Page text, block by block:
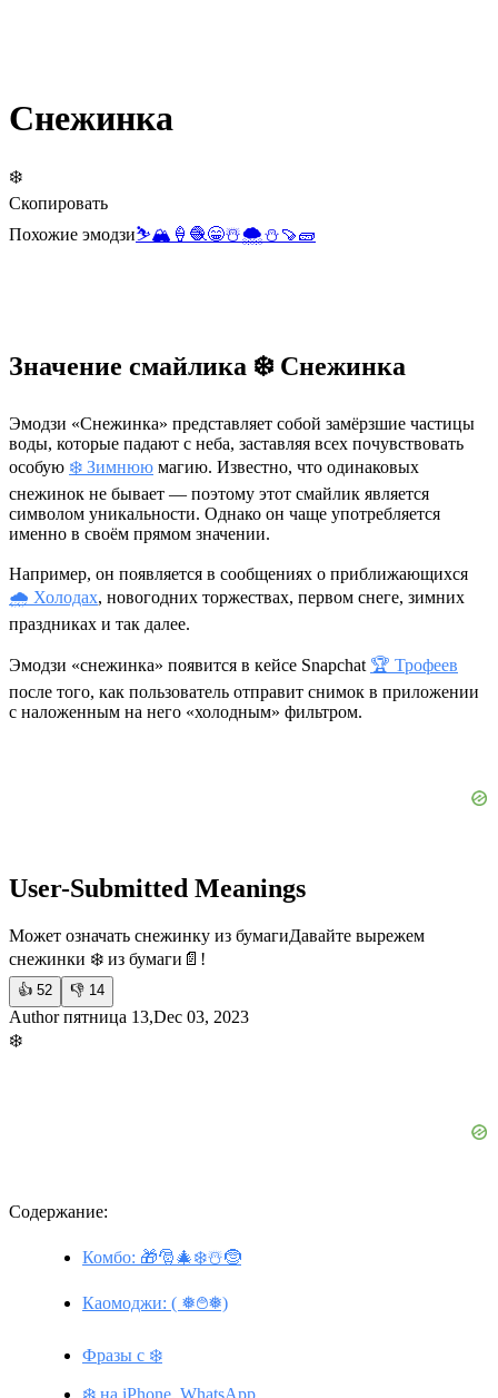
Снежинка
❄️
Скопировать
Похожие эмодзи⛷️🏔️ 🍦 🧶😁☃️🌨️⛄🍠🧱
Значение смайлика ❄️ Снежинка
Эмодзи «Снежинка» представляет собой замёрзшие частицы
воды, которые падают с неба, заставляя всех почувствовать
особую ❄️ Зимнюю магию. Известно, что одинаковых
снежинок не бывает — поэтому этот смайлик является
символом уникальности. Однако он чаще употребляется
именно в своём прямом значении.
Например, он появляется в сообщениях о приближающихся
🌧 Холодах, новогодних торжествах, первом снеге, зимних
праздниках и так далее.
Эмодзи «снежинка» появится в кейсе Snapchat 🏆 Трофеев
после того, как пользователь отправит снимок в приложении
с наложенным на него «холодным» фильтром.
User-Submitted Meanings
Может означать снежинку из бумагиДавайте вырежем
снежинки ❄️ из бумаги📄!
👍 52 👎 14
Author пятница 13,Dec 03, 2023
❄️
Содержание:
Комбо: 🎁🎅🎄❄️☃️🤶
Каомоджи: ( ❅࿉❅)
Фразы с ❄️
❄️ на iPhone, WhatsApp